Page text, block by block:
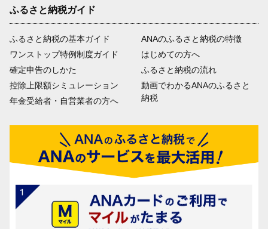
ふるさと納税ガイド
ふるさと納税の基本ガイド
ワンストップ特例制度ガイド
確定申告のしかた
控除上限額シミュレーション
年金受給者・自営業者の方へ
ANAのふるさと納税の特徴
はじめての方へ
ふるさと納税の流れ
動画でわかるANAのふるさと
納税